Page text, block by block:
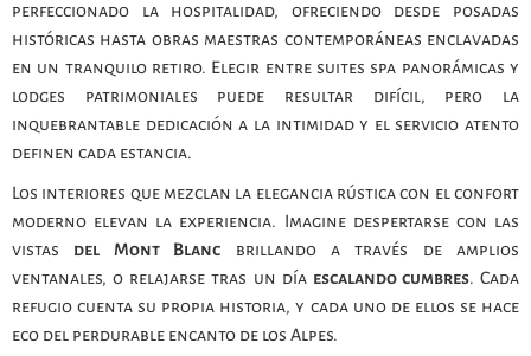
perfeccionado la hospitalidad, ofreciendo desde posadas
históricas hasta obras maestras contemporáneas enclavadas
en un tranquilo retiro. Elegir entre suites spa panorámicas y
lodges patrimoniales puede resultar difícil, pero la
inquebrantable dedicación a la intimidad y el servicio atento
definen cada estancia.
Los interiores que mezclan la elegancia rústica con el confort
moderno elevan la experiencia. Imagine despertarse con las
vistas del Mont Blanc brillando a través de amplios
ventanales, o relajarse tras un día escalando cumbres. Cada
refugio cuenta su propia historia, y cada uno de ellos se hace
eco del perdurable encanto de los Alpes.